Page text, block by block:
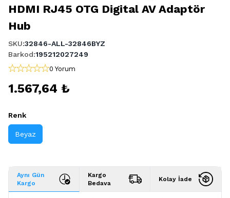
HDMI RJ45 OTG Digital AV Adaptör
Hub
SKU:32846-ALL-32846BYZ
Barkod:195212027249
0 Yorum
1.567,64 ₺
Renk
Beyaz
Aynı Gün
Kargo
Kargo
Bedava
Kolay İade